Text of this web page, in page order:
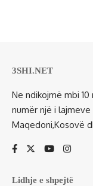
3SHI.NET
Ne ndikojmë mbi
numër një i
Maqedoni,Kosovë
Lidhje e shpejtë